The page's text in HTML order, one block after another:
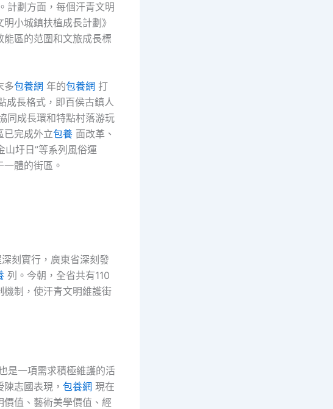
計劃方面，每個汗青文明
小城鎮扶植成長計劃》
能區的范圍和文旅成長標
多包養網 年的包養網 打
成長格式，即百侯古鎮人
同成長環和特點村落游玩
已完成外立包養 面改革、
山圩日”等系列風俗運
體的街區。
刻實行，廣東省深刻發
列。今朝，全省共有110
機制，使汗青文明維護街
是一項需求積極維護的活
陳志國表現， 包養網 現在
值、藝術美學價值、經